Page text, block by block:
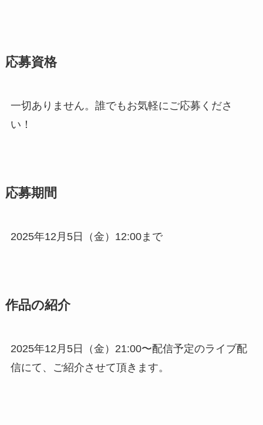
応募資格
一切ありません。誰でもお気軽にご応募くださ
い！
応募期間
2025年12月5日（金）12:00まで
作品の紹介
2025年12月5日（金）21:00〜配信予定のライブ配
信にて、ご紹介させて頂きます。